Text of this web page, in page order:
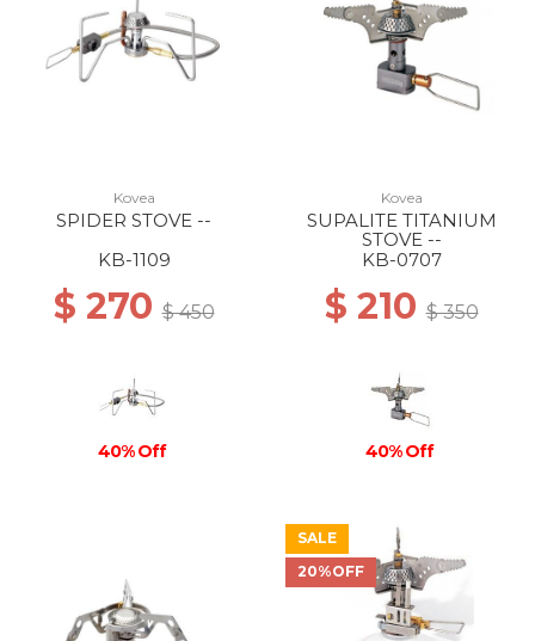
Kovea
SPIDER STOVE --
KB-1109
$ 270$ 450
40% Off
Kovea
SUPALITE TITANIUM
STOVE --
KB-0707
$ 210$ 350
40% Off
SALE
20%OFF